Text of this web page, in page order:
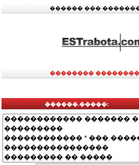
������ ���
�������� ��������
������.�����: